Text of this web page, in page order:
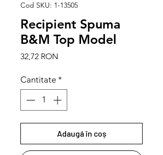
Cod SKU: 1-13505
Recipient Spuma
B&M Top Model
32,72 RON
Cantitate *
Adaugă în coș